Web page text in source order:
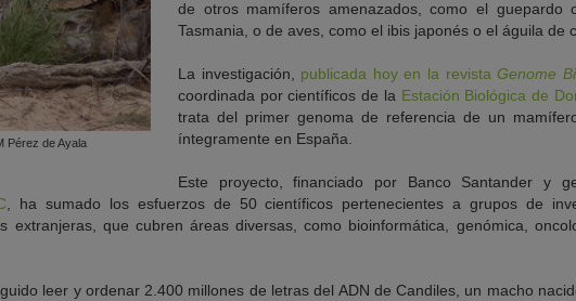
Pérez de Ayala
de otros mamíferos amenazados, como el guepardo
Tasmania, o de aves, como el ibis japonés o el águila de
La investigación, publicada hoy en la revistaGenome
coordinada por científicos de la Estación Biológica de
trata del primer genoma de referencia de un
íntegramente en España.
Este proyecto, financiado por Banco Santander y
, ha sumado los esfuerzos de 50 científicos pertenecientes a grupos de
extranjeras, que cubren áreas diversas, como bioinformática, genómica,
leer y ordenar 2.400 millones de letras del ADN de Candiles, un macho